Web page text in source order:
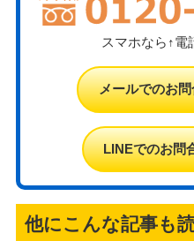
スマホなら↑電
メールでのお
LINEでのお問
他にこんな記事も